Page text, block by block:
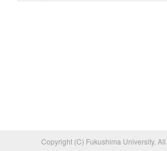
Copyright (C) Fukushima University.